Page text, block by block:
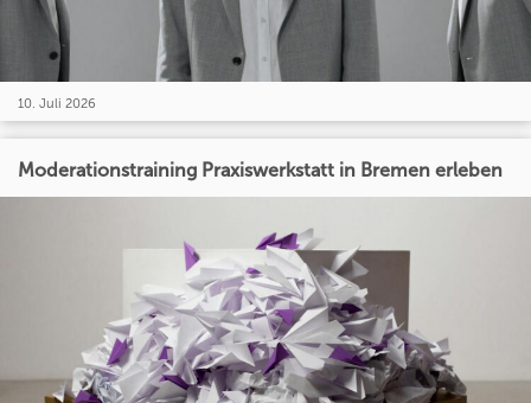
10. Juli 2026
Moderationstraining Praxiswerkstatt in Bremen erleben